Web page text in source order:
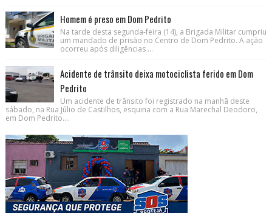
Homem é preso em Dom Pedrito
Na tarde desta segunda-feira (14), a Brigada Militar cumpriu
um mandado de prisão no Centro de Dom Pedrito. A ação
ocorreu após diligências ...
Acidente de trânsito deixa motociclista ferido em Dom
Pedrito
Um acidente de trânsito foi registrado na manhã deste
sábado, na Rua Júlio de Castilhos, esquina com a Rua Marechal Deodoro,
em Dom Pedrito....